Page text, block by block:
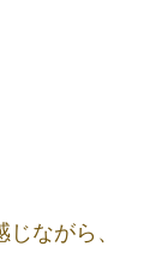
ながら、